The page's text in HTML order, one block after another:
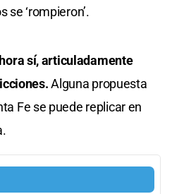
se ‘rompieron’.
sí, articuladamente
Alguna propuesta
Fe se puede replicar en